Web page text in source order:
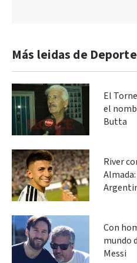
Más leidas de
El
el
Butta
River
Con
mundo
Messi